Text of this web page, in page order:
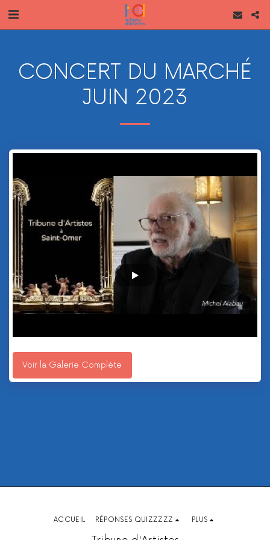
CONCERT DU MARCHÉ
JUIN 2023
Voir la Galerie Complète
ACCUEIL RÉPONSES QUIZZZZZ PLUS